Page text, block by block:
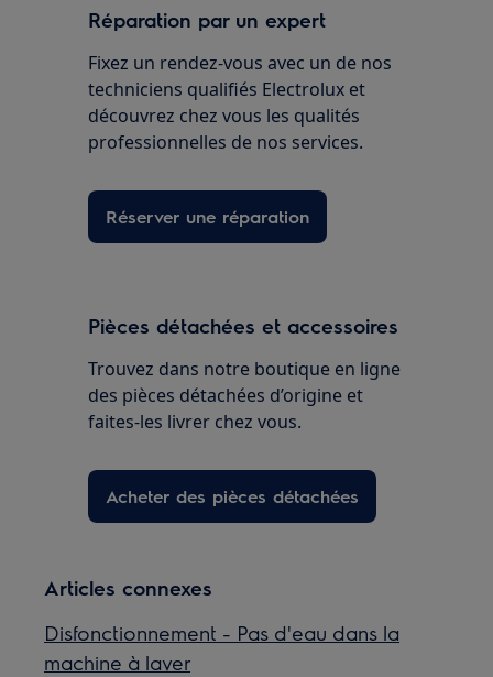
Réparation par un expert
Fixez un rendez-vous avec un de nos
techniciens qualifiés Electrolux et
découvrez chez vous les qualités
professionnelles de nos services.
Réserver une réparation
Pièces détachées et accessoires
Trouvez dans notre boutique en ligne
des pièces détachées d’origine et
faites-les livrer chez vous.
Acheter des pièces détachées
Articles connexes
Disfonctionnement - Pas d'eau dans la
machine à laver